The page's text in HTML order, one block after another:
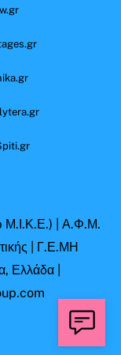
Μ.Ι.Κ.Ε.) | Α.Φ.Μ.
| Γ.Ε.ΜΗ
Ελλάδα |